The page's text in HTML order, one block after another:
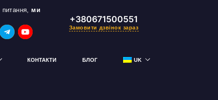
ми
+380671500551
Замовити дзвінок зараз
КОНТАКТИ БЛОГ UK